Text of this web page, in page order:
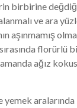
birbirine
ve ara
aşınmamış
sırasında
ağız